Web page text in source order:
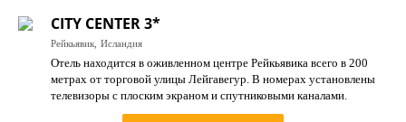
Цены дня
Страны
Как купить
CITY CENTER 3*
Рейкьявик, Исландия
Отель находится в оживленном центре Рейкьявика всего в 200
метрах от торговой улицы Лейгавегур. В номерах установлены
телевизоры с плоским экраном и спутниковыми каналами.